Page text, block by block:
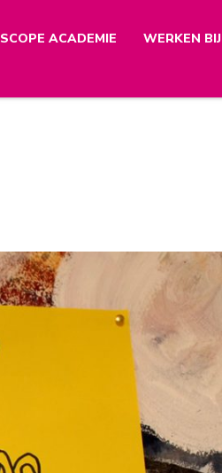
SCOPE ACADEMIE WERKEN BIJ